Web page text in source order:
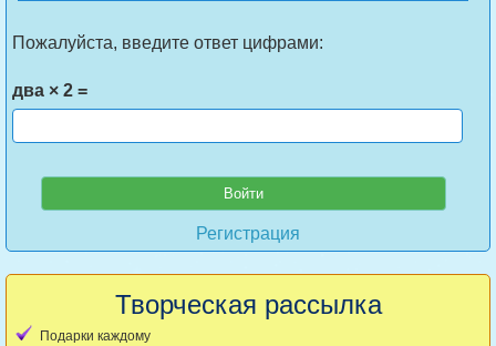
Пожалуйста, введите ответ цифрами:
два × 2 =
Регистрация
Творческая рассылка
Подарки каждому